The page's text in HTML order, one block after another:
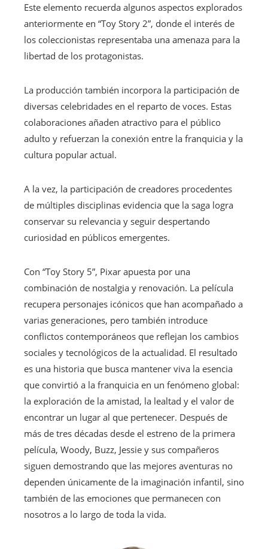
Este elemento recuerda algunos aspectos explorados
anteriormente en “Toy Story 2”, donde el interés de
los coleccionistas representaba una amenaza para la
libertad de los protagonistas.
La producción también incorpora la participación de
diversas celebridades en el reparto de voces. Estas
colaboraciones añaden atractivo para el público
adulto y refuerzan la conexión entre la franquicia y la
cultura popular actual.
A la vez, la participación de creadores procedentes
de múltiples disciplinas evidencia que la saga logra
conservar su relevancia y seguir despertando
curiosidad en públicos emergentes.
Con “Toy Story 5”, Pixar apuesta por una
combinación de nostalgia y renovación. La película
recupera personajes icónicos que han acompañado a
varias generaciones, pero también introduce
conflictos contemporáneos que reflejan los cambios
sociales y tecnológicos de la actualidad. El resultado
es una historia que busca mantener viva la esencia
que convirtió a la franquicia en un fenómeno global:
la exploración de la amistad, la lealtad y el valor de
encontrar un lugar al que pertenecer. Después de
más de tres décadas desde el estreno de la primera
película, Woody, Buzz, Jessie y sus compañeros
siguen demostrando que las mejores aventuras no
dependen únicamente de la imaginación infantil, sino
también de las emociones que permanecen con
nosotros a lo largo de toda la vida.